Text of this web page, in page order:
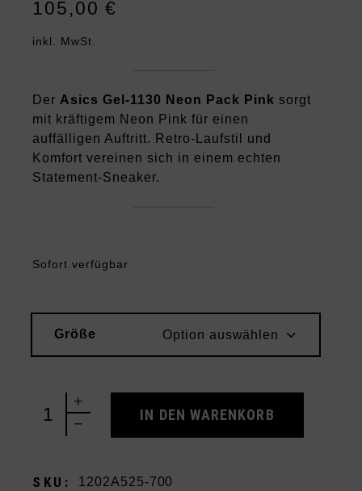
105,00€
inkl. MwSt.
Der Asics Gel-1130 Neon Pack Pink sorgt
mit kräftigem Neon Pink für einen
auffälligen Auftritt. Retro-Laufstil und
Komfort vereinen sich in einem echten
Statement-Sneaker.
Sofort verfügbar
Größe Option auswählen
Asics Gel-1130 Neon Pack Pink (Women's)
IN DEN WARENKORB
SKU: 1202A525-700